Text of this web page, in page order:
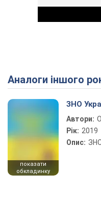
Аналоги іншого
показати
обкладинку
ЗНО
Автори:
Рік: 2019
Опис: